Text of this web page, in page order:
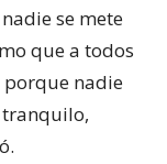
se mete
que a todos
porque nadie
tranquilo,